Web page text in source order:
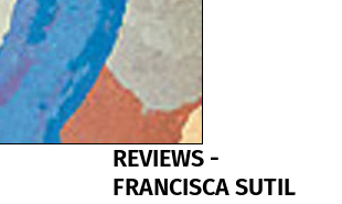
REVIEWS -
FRANCISCA SUTIL